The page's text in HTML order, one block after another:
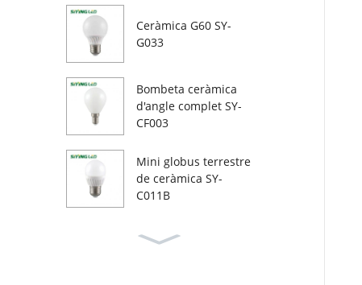
Ceràmica G60 SY-
G033
Bombeta ceràmica
d'angle complet SY-
CF003
Mini globus terrestre
de ceràmica SY-
C011B